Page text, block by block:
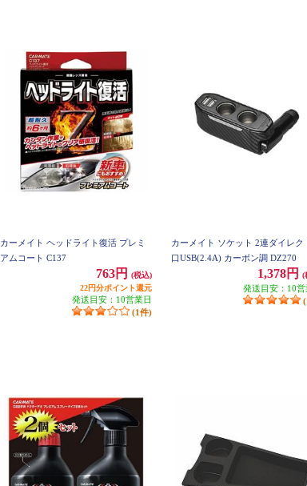
カーメイト ヘッドライト復活 プレミ
アムコート C137
763円
(税込)
22円分ポイント還元
発送目安：10営業日
(1件)
カーメイト ソケット 2連ダイレク
口USB(2.4A) カーボン調 DZ270
1,378円 (
発送目安：10営